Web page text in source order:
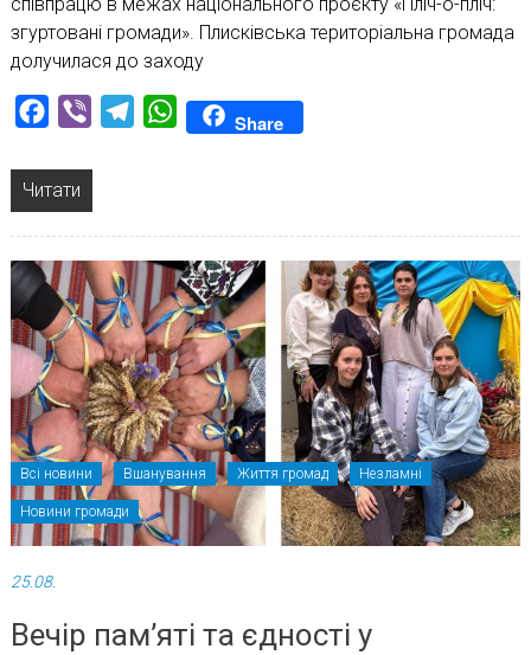
співпрацю в межах національного проєкту «Пліч-о-пліч:
згуртовані громади». Плисківська територіальна громада
долучилася до заходу
Facebook
Viber TelegramWhatsAppShare
Читати
Всі новини Вшанування Життя громад Незламні
Новини громади
25.08.
Вечір пам’яті та єдності у